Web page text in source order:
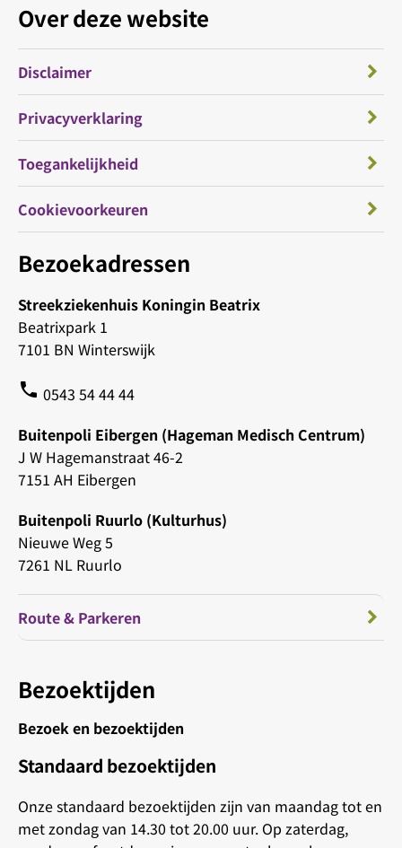
Bezoekadressen
Streekziekenhuis Koningin Beatrix
Beatrixpark 1
7101 BN Winterswijk
phone 0543 54 44 44
Buitenpoli Eibergen (Hageman Medisch Centrum)
J W Hagemanstraat 46-2
7151 AH Eibergen
Buitenpoli Ruurlo (Kulturhus)
Nieuwe Weg 5
7261 NL Ruurlo
Route & Parkeren
Bezoektijden
Bezoek en bezoektijden
Standaard bezoektijden
Onze standaard bezoektijden zijn van maandag tot en
met zondag van 14.30 tot 20.00 uur. Op zaterdag,
Over deze website
Disclaimer
Privacyverklaring
Toegankelijkheid
Cookievoorkeuren